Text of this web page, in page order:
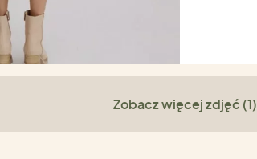
Zobacz więcej zdjęć (1)